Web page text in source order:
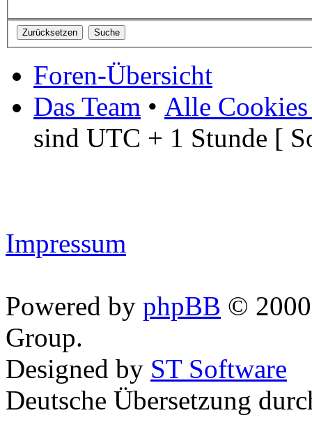
Foren-Übersicht
Das Team • Alle Cookies
sind UTC + 1 Stunde [
Impressum
Powered by phpBB ©
Group.
Designed by ST Software
Deutsche Übersetzung